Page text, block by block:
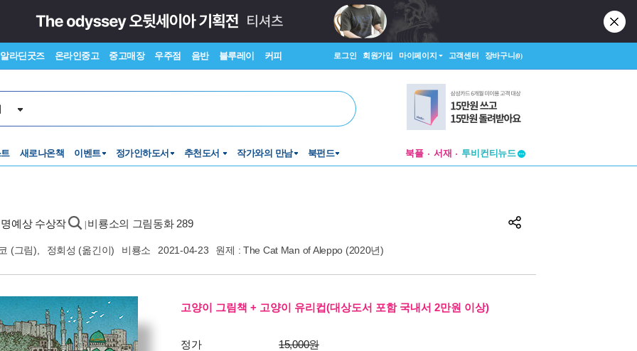
알라딘굿즈 온라인중고 중고매장 우주점 음반 블루레이 커피 로그인 회원가입 마이페이지 고객센터 장바구니(0)
새로나온책 이벤트 정가인하도서 추천도서 작가와의 만남 북펀드 북플 서재
창작플랫폼
예상 수상작 비룡소의 그림동화 289
(그림), 정회성 (옮긴이) 비룡소 2021-04-23 원제 : The Cat Man of Aleppo (2020년)
고양이 그림책 + 고양이 유리컵(대상도서 포함 국내서 2만원 이상)
정가
15,000원